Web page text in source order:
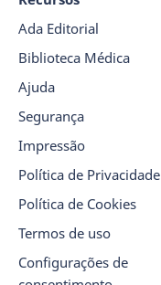
Ada Editorial
Biblioteca Médica
Ajuda
Segurança
Impressão
Política de Privacidade
Política de Cookies
Termos de uso
Configurações de